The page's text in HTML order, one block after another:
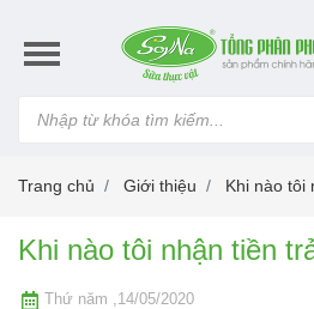
Trang chủ Giới thiệu Khi nào tôi
Khi nào tôi nhận tiền
Thứ năm ,14/05/2020